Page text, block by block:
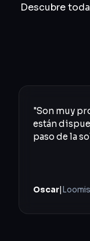
Descubre
"Son muy
están
paso de la
Oscar Loomis